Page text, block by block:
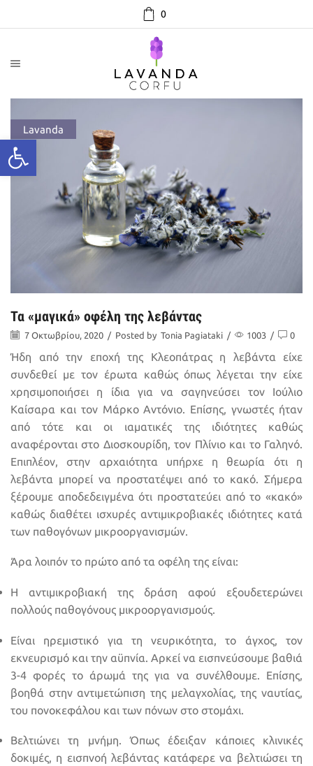
0
Lavanda
Τα «μαγικά» οφέλη της λεβάντας
7 Οκτωβρίου, 2020 / Posted by Tonia Pagiataki / 1003 / 0
Ήδη από την εποχή της Κλεοπάτρας η λεβάντα είχε
συνδεθεί με τον έρωτα καθώς όπως λέγεται την είχε
χρησιμοποιήσει η ίδια για να σαγηνεύσει τον Ιούλιο
Καίσαρα και τον Μάρκο Αντόνιο. Επίσης, γνωστές ήταν
από τότε και οι ιαματικές της ιδιότητες καθώς
αναφέρονται στο Διοσκουρίδη, τον Πλίνιο και το Γαληνό.
Επιπλέον, στην αρχαιότητα υπήρχε η θεωρία ότι η
λεβάντα μπορεί να προστατέψει από το κακό. Σήμερα
ξέρουμε αποδεδειγμένα ότι προστατεύει από το «κακό»
καθώς διαθέτει ισχυρές αντιμικροβιακές ιδιότητες κατά
των παθογόνων μικροοργανισμών.
Άρα λοιπόν το πρώτο από τα οφέλη της είναι:
Η αντιμικροβιακή της δράση αφού εξουδετερώνει
πολλούς παθογόνους μικροοργανισμούς.
Είναι ηρεμιστικό για τη νευρικότητα, το άγχος, τον
εκνευρισμό και την αϋπνία. Αρκεί να εισπνεύσουμε βαθιά
3-4 φορές το άρωμά της για να συνέλθουμε. Επίσης,
βοηθά στην αντιμετώπιση της μελαγχολίας, της ναυτίας,
του πονοκεφάλου και των πόνων στο στομάχι.
Βελτιώνει τη μνήμη. Όπως έδειξαν κάποιες κλινικές
δοκιμές, η εισπνοή λεβάντας κατάφερε να βελτιώσει τη